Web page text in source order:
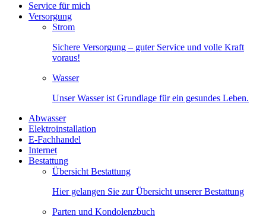
Service für mich
Versorgung
Strom
Sichere Versorgung – guter Service und volle Kraft
voraus!
Wasser
Unser Wasser ist Grundlage für ein gesundes Leben.
Abwasser
Elektroinstallation
E-Fachhandel
Internet
Bestattung
Übersicht Bestattung
Hier gelangen Sie zur Übersicht unserer Bestattung
Parten und Kondolenzbuch